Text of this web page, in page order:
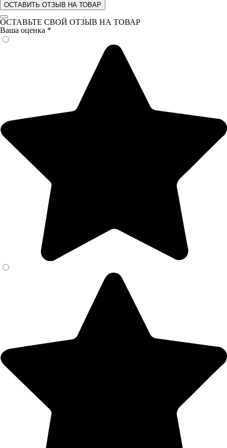
ОСТАВИТЬ ОТЗЫВ НА ТОВАР
ОСТАВЬТЕ СВОЙ ОТЗЫВ НА ТОВАР
Ваша оценка *